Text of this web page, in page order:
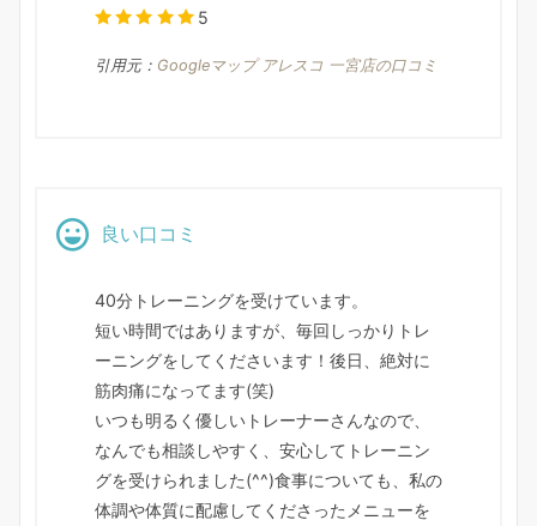
5
引用元： Googleマップ アレスコ 一宮店の口コミ
良い口コミ
40分トレーニングを受けています。
短い時間ではありますが、毎回しっかりトレ
ーニングをしてくださいます！後日、絶対に
筋肉痛になってます(笑)
いつも明るく優しいトレーナーさんなので、
なんでも相談しやすく、安心してトレーニン
グを受けられました(^^)食事についても、私の
体調や体質に配慮してくださったメニューを